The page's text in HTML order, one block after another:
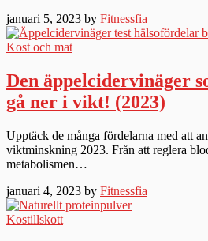
januari 5, 2023 by Fitnessfia
Kost och mat
Den äppelcidervinäger
gå ner i vikt! (2023)
Upptäck de många fördelarna med att
viktminskning 2023. Från att reglera
metabolismen…
januari 4, 2023 by Fitnessfia
Kostillskott